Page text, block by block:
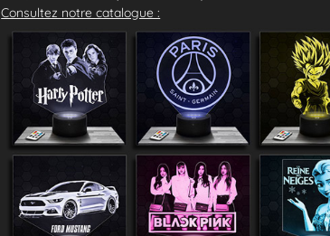
Consultez notre catalogue :